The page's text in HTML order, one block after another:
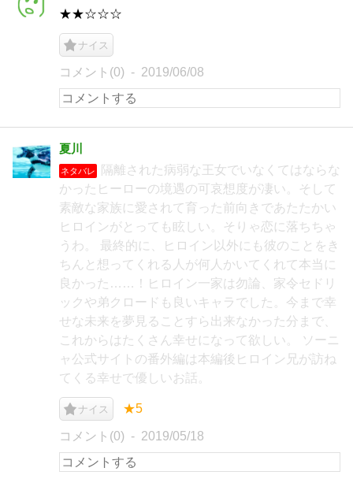
★★☆☆☆
ナイス
コメント(0) 2019/06/08
夏川
ネタバレ
隔離された病弱な王女でいなくてはならな
かったヒーローの境遇の可哀想度が凄い。そして
素敵な家族に愛されて育った前向きであたたかい
ヒロインがとっても眩しい。そりゃ恋に落ちちゃ
うわ。 最終的に、ヒロイン以外にも彼のことをき
ちんと想ってくれる人が何人かいてくれて本当に
良かった……！ヒロイン一家は勿論、家令セドリ
ックや弟クロードも良いキャラでした。今まで幸
せな未来を夢見ることすら出来なかった分まで、
これからはたくさん幸せになって欲しい。 ソーニ
ャ公式サイトの番外編は本編後ヒロイン兄が訪ね
てくる幸せで優しいお話。
ナイス ★5
コメント(0) 2019/05/18